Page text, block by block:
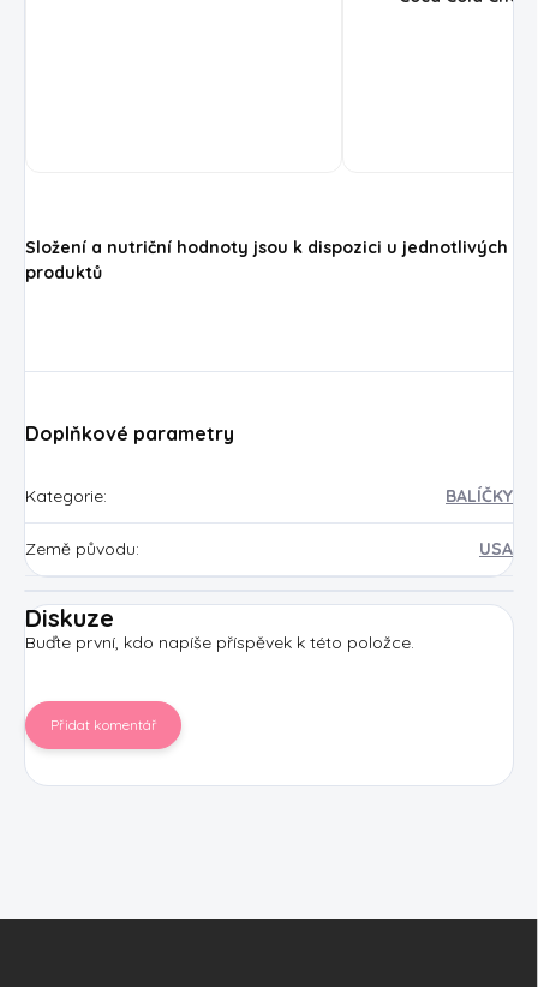
Složení a nutriční hodnoty jsou k dispozici u jednotlivých
produktů
Doplňkové parametry
Kategorie: BALÍČKY
Země původu: USA
Diskuze
Buďte první, kdo napíše příspěvek k této položce.
Přidat komentář